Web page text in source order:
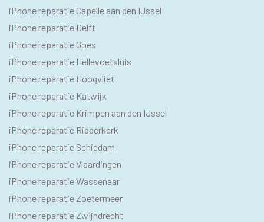
SEO
TEKSTEN
iPhone reparatie Capelle aan den IJssel
iPhone reparatie Delft
iPhone reparatie Goes
iPhone reparatie Hellevoetsluis
iPhone reparatie Hoogvliet
iPhone reparatie Katwijk
iPhone reparatie Krimpen aan den IJssel
iPhone reparatie Ridderkerk
iPhone reparatie Schiedam
iPhone reparatie Vlaardingen
iPhone reparatie Wassenaar
iPhone reparatie Zoetermeer
iPhone reparatie Zwijndrecht